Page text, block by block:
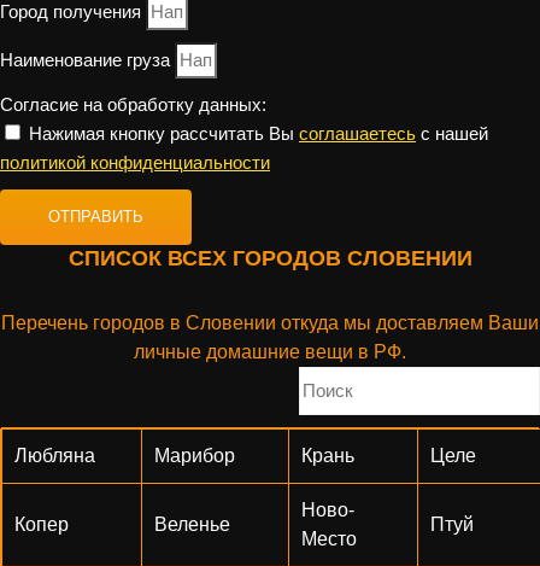
Город получения
Наименование груза
Согласие на обработку данных:
Нажимая кнопку рассчитать Вы соглашаетесь с нашей
политикой конфиденциальности
ОТПРАВИТЬ
СПИСОК ВСЕХ ГОРОДОВ СЛОВЕНИИ
Перечень городов в Словении откуда мы доставляем Ваши
личные домашние вещи в РФ.
Любляна Марибор Крань Целе
Копер Веленье
Ново-
Место
Птуй